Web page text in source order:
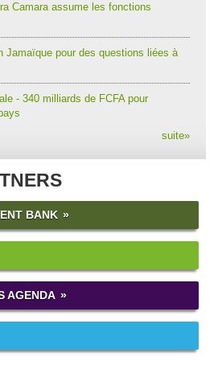
Camara assume les fonctions
Jamaïque pour des questions liées à
- 340 milliards de FCFA pour
suite»
BANK
AGENDA